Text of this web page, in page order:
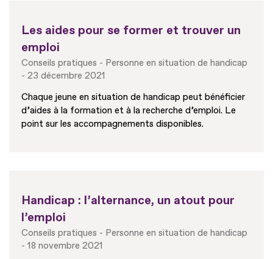
Les aides pour se former et trouver un
emploi
Conseils pratiques
Personne en situation de handicap
23 décembre 2021
Chaque jeune en situation de handicap peut bénéficier
d’aides à la formation et à la recherche d’emploi. Le
point sur les accompagnements disponibles.
Handicap : l’alternance, un atout pour
l’emploi
Conseils pratiques
Personne en situation de handicap
18 novembre 2021